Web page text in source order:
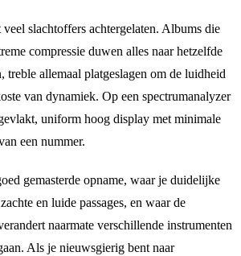
slachtoffers achtergelaten. Albums die
compressie duwen alles naar hetzelfde
allemaal platgeslagen om de luidheid
van dynamiek. Op een spectrumanalyzer
uniform hoog display met minimale
een nummer.
gemasterde opname, waar je duidelijke
en luide passages, en waar de
naarmate verschillende instrumenten
Als je nieuwsgierig bent naar